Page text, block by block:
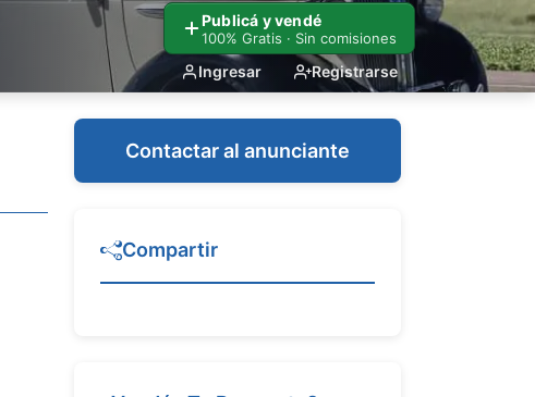
Publicá y vendé
100% Gratis · Sin comisiones
Ingresar Registrarse
Contactar al anunciante
Compartir